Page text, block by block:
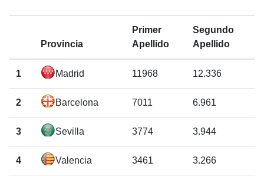
Provincia
Primer
Apellido
Segundo
Apellido
1 Madrid 11968 12.336
2 Barcelona 7011 6.961
3 Sevilla 3774 3.944
4 Valencia 3461 3.266